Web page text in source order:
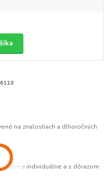
na znalostiach a dlhoročných
individuálne a s dôrazom